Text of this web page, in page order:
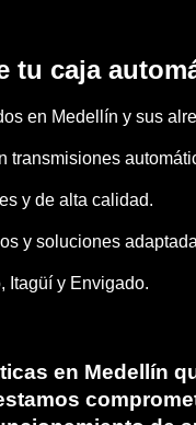
tu caja
en Medellín y sus
transmisiones
y de alta calidad.
y soluciones
Itagüí y Envigado.
en Medellín